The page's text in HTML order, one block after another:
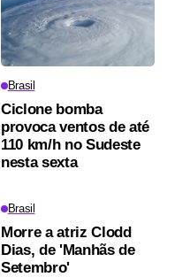
Brasil
Ciclone bomba
provoca ventos de até
110 km/h no Sudeste
nesta sexta
Brasil
Morre a atriz Clodd
Dias, de 'Manhãs de
Setembro'